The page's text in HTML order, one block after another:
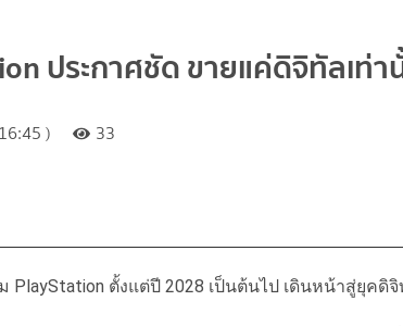
ประกาศชัด ขายแค่ดิจิทัลเท่า
) 33
PlayStation ตั้งแต่ปี 2028 เป็นต้นไป เดินหน้าสู่ยุคดิจิ